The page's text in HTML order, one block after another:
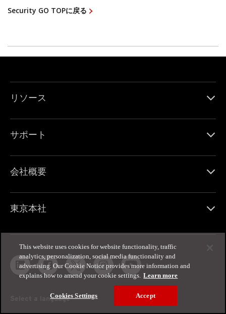
Security GO TOPに戻る
リソース
サポート
会社概要
東京本社
Select a language
This website uses cookies for website functionality, traffic
analytics, personalization, social media functionality and
advertising. Our Cookie Notice provides more information and
explains how to amend your cookie settings. Learn more
Cookies Settings Accept